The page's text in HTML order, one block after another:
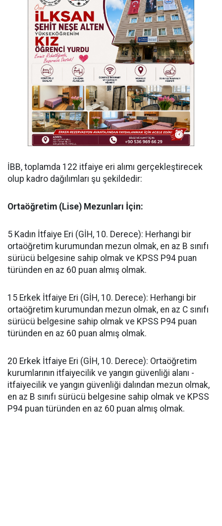
​İBB, toplamda 122 itfaiye eri alımı gerçekleştirecek
olup kadro dağılımları şu şekildedir:
Ortaöğretim (Lise) Mezunları İçin:
​5 Kadın İtfaiye Eri (GİH, 10. Derece): Herhangi bir
ortaöğretim kurumundan mezun olmak, en az B sınıfı
sürücü belgesine sahip olmak ve KPSS P94 puan
türünden en az 60 puan almış olmak.
​15 Erkek İtfaiye Eri (GİH, 10. Derece): Herhangi bir
ortaöğretim kurumundan mezun olmak, en az C sınıfı
sürücü belgesine sahip olmak ve KPSS P94 puan
türünden en az 60 puan almış olmak.
​20 Erkek İtfaiye Eri (GİH, 10. Derece): Ortaöğretim
kurumlarının itfaiyecilik ve yangın güvenliği alanı -
itfaiyecilik ve yangın güvenliği dalından mezun olmak,
en az B sınıfı sürücü belgesine sahip olmak ve KPSS
P94 puan türünden en az 60 puan almış olmak.